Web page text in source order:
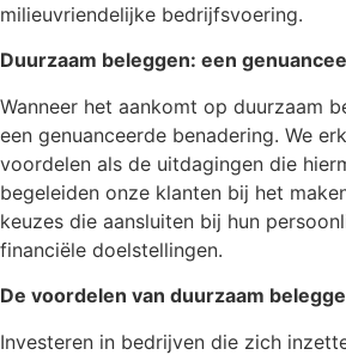
milieuvriendelijke bedrijfsvoering.
Duurzaam beleggen: een
Wanneer het aankomt op duurzaam
een genuanceerde benadering. We
voordelen als de uitdagingen die
begeleiden onze klanten bij het
keuzes die aansluiten bij hun
financiële doelstellingen.
De voordelen van duurzaam
Investeren in bedrijven die zich